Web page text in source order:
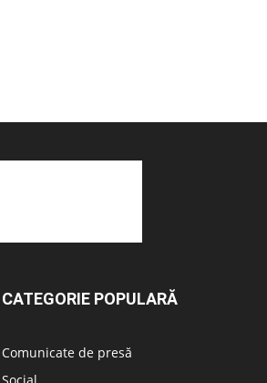
CATEGORIE POPULARĂ
Comunicate de presă